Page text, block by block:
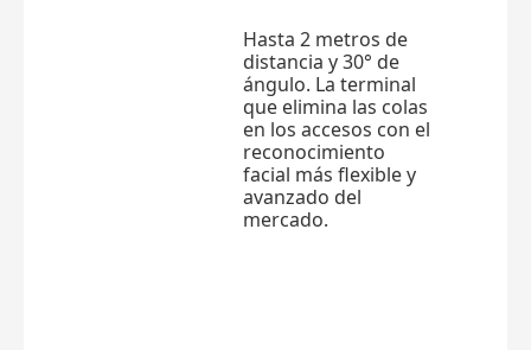
Hasta 2 metros de
distancia y 30° de
ángulo. La terminal
que elimina las colas
en los accesos con el
reconocimiento
facial más flexible y
avanzado del
mercado.